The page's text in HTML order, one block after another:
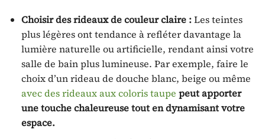
Choisir des rideaux de couleur claire :Les teintes
plus légères ont tendance à refléter davantage la
lumière naturelle ou artificielle, rendant ainsi votre
salle de bain plus lumineuse. Par exemple, faire le
choix d’un rideau de douche blanc, beige ou même
avec des rideaux aux coloris taupe peut apporter
une touche chaleureuse tout en dynamisant votre
espace.